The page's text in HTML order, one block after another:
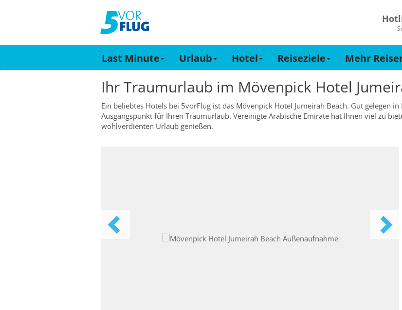
Last Minute Urlaub Hotel Reiseziele Mehr
Ihr Traumurlaub im Mövenpick Hotel
Ein beliebtes Hotels bei 5vorFlug ist das Mövenpick Hotel Jumeirah Beach. Gut gelegen
Ausgangspunkt für Ihren Traumurlaub. Vereinigte Arabische Emirate hat Ihnen viel zu
wohlverdienten Urlaub genießen.